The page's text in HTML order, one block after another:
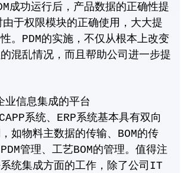
成功运行后，产品数据的正确性提
于权限模块的正确使用，大大提
。PDM的实施，不仅从根本上改变
混乱情况，而且帮助公司进一步提
信息集成的平台
系统、ERP系统基本具有双向
如物料主数据的传输、BOM的传
管理、工艺BOM的管理。值得注
统集成方面的工作，除了公司IT